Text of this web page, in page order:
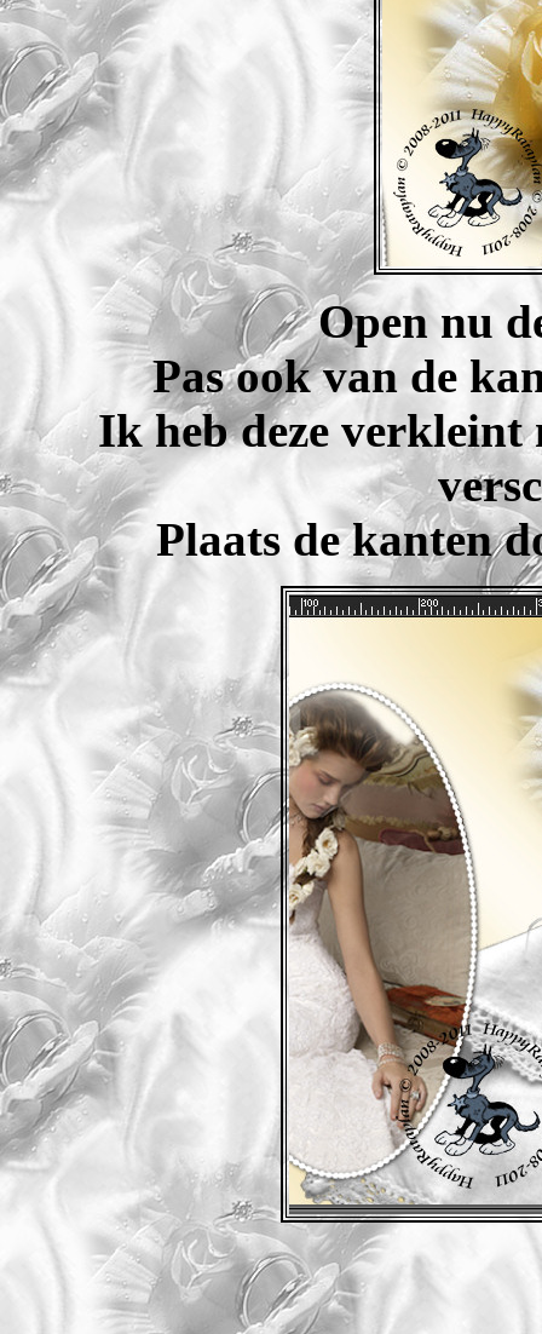
Open nu
Pas ook van de
Ik heb deze verkleint
Plaats de kanten